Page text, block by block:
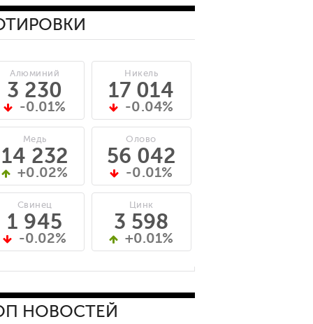
Алюминий
3 230
-0.01%
Медь
14 232
+0.02%
Свинец
1 945
-0.02%
Никель
17 014
-0.04%
Олово
56 042
-0.01%
Цинк
3 598
+0.01%
НОВОСТЕЙ